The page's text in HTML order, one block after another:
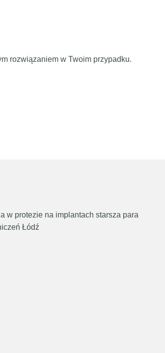
rozwiązaniem w Twoim przypadku.